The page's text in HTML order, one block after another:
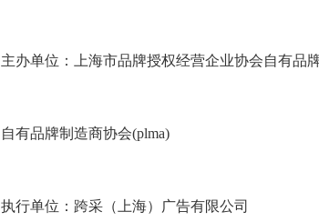
主办单位：上海市品牌授权经营企业协会自有品
自有品牌制造商协会(plma)
执行单位：跨采（上海）广告有限公司